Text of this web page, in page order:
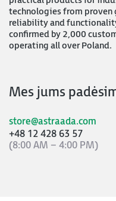
technologies from proven
reliability and
confirmed by 2,000
operating all over Poland.
Mes jums
store@astraada.com
+48 12 428 63 57
(8:00 AM – 4:00 PM)